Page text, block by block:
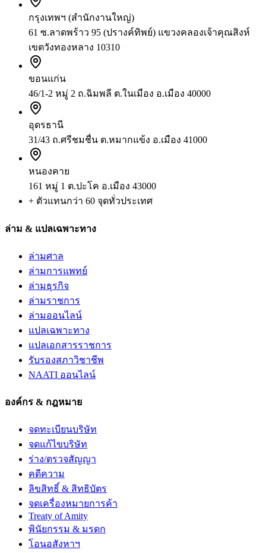
กรุงเทพฯ (สำนักงานใหญ่)
61 ซ.ลาดพร้าว 95 (ปรางค์ทิพย์) แขวงคลองเจ้าคุณสิงห์
เขตวังทองหลาง 10310
ขอนแก่น
46/1-2 หมู่ 2 ถ.ฉิมพลี ต.ในเมือง อ.เมือง 40000
อุดรธานี
31/43 ถ.ศรีชมชื่น ต.หมากแข้ง อ.เมือง 41000
หนองคาย
161 หมู่ 1 ต.ปะโค อ.เมือง 43000
+ ตัวแทนกว่า 60 จุดทั่วประเทศ
ล่าม & แปลเฉพาะทาง
ล่ามศาล
ล่ามการแพทย์
ล่ามธุรกิจ
ล่ามราชการ
ล่ามออนไลน์
แปลเฉพาะทาง
แปลเอกสารราชการ
รับรองสภาวิชาชีพ
NAATI ออนไลน์
องค์กร & กฎหมาย
จดทะเบียนบริษัท
จดแก้ไขบริษัท
ร่าง/ตรวจสัญญา
คดีความ
ลิขสิทธิ์ & สิทธิบัตร
จดเครื่องหมายการค้า
Treaty of Amity
พินัยกรรม & มรดก
โอนอสังหาฯ